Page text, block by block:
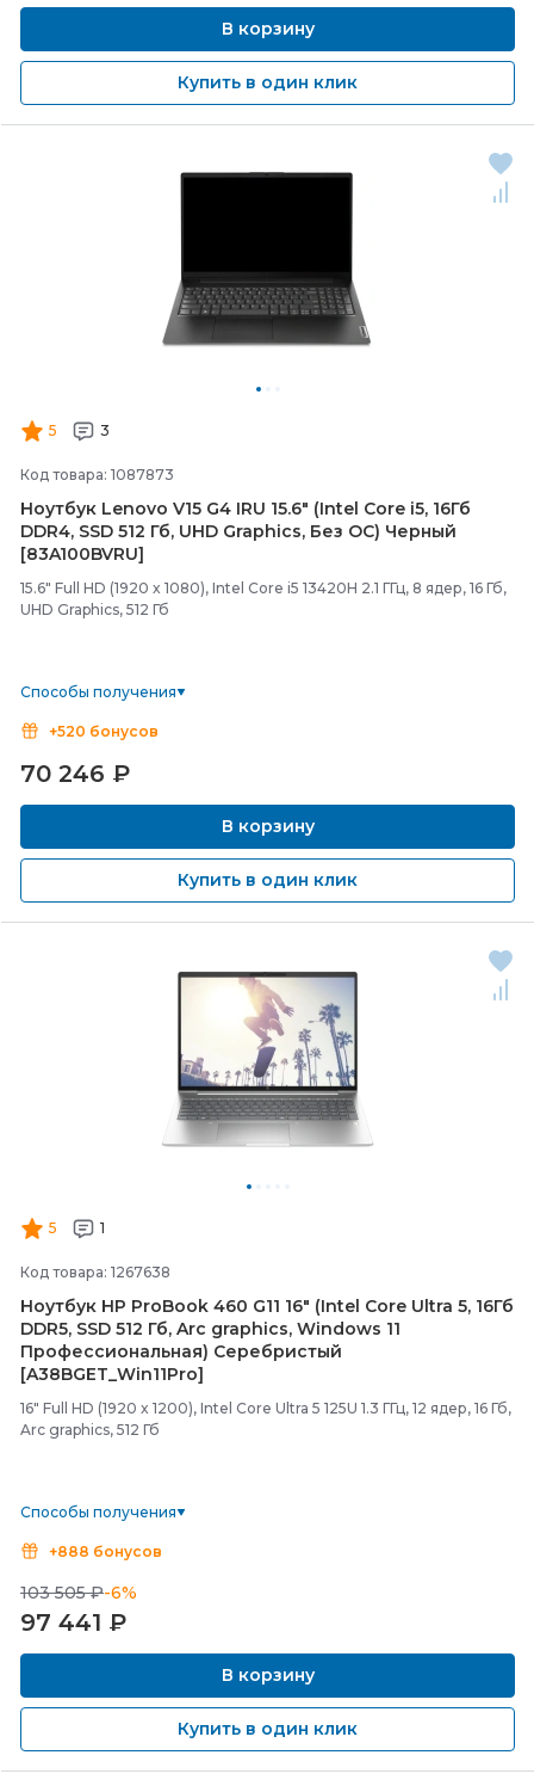
В корзину
Купить в один клик
5 3
Код товара: 1087873
Ноутбук Lenovo V15 G4 IRU 15.6" (Intel Core i5, 16Гб
DDR4, SSD 512 Гб, UHD Graphics, Без ОС) Черный
[83A100BVRU]
15.6" Full HD (1920 x 1080), Intel Core i5 13420H 2.1 ГГц, 8 ядер, 16 Гб,
UHD Graphics, 512 Гб
Способы получения
+520 бонусов
70 246 ₽
В корзину
Купить в один клик
5 1
Код товара: 1267638
Ноутбук HP ProBook 460 G11 16" (Intel Core Ultra 5, 16Гб
DDR5, SSD 512 Гб, Arc graphics, Windows 11
Профессиональная) Серебристый
[A38BGET_Win11Pro]
16" Full HD (1920 x 1200), Intel Core Ultra 5 125U 1.3 ГГц, 12 ядер, 16 Гб,
Arc graphics, 512 Гб
Способы получения
+888 бонусов
103 505 ₽-6%
97 441 ₽
В корзину
Купить в один клик